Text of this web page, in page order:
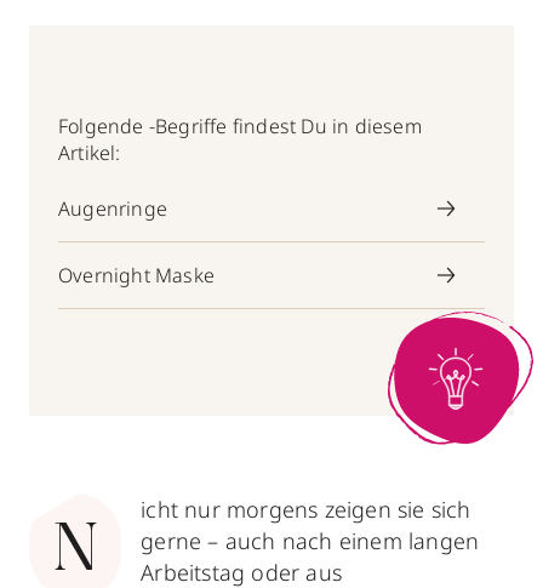
Folgende -Begriffe findest Du in diesem
Artikel:
Augenringe
Overnight Maske
N
icht nur morgens zeigen sie sich
gerne – auch nach einem langen
Arbeitstag oder aus